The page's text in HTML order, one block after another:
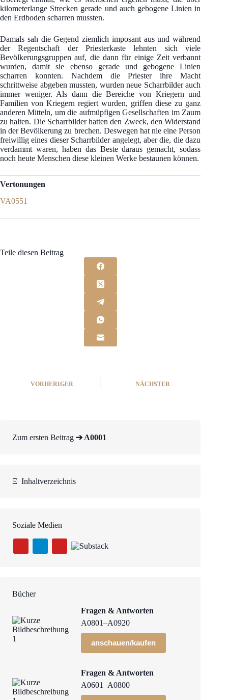
kilometerlange Strecken gerade und auch gebogene Linien in
den Erdboden scharren mussten.
Damals sah die Gegend ziemlich imposant aus und während
der Regentschaft der Priesterkaste lehnten sich viele
Bevölkerungsgruppen auf, die dann für einige Zeit verbannt
wurden, damit sie ebenso gerade und gebogene Linien
scharren konnten. Nachdem die Priester ihre Macht
schrittweise abgeben mussten, wurden neue Scharrbilder auch
immer weniger. Als dann die Bereiche von Kriegern und
Familien von Kriegern regiert wurden, griffen diese zu ganz
anderen Mitteln, um die aufmüpfigen Gesellschaften im Zaum
zu halten. Die Scharrbilder hatten den Zweck, den Widerstand
in der Bevölkerung zu brechen. Deswegen hat nie eine Person
freiwillig eines dieser Scharrbilder angelegt, aber die, die dazu
verdammt waren, haben das Beste daraus gemacht, sodass
noch heute Menschen diese kleinen Werke bestaunen können.
Vertonungen
VA0551
Teile diesen Beitrag
VORHERIGER NÄCHSTER
Zum ersten Beitrag ➔ A0001
Ξ Inhaltverzeichnis
Soziale Medien
Bücher
Fragen & Antworten
A0801–A0920
anschauen/kaufen
Fragen & Antworten
A0601–A0800